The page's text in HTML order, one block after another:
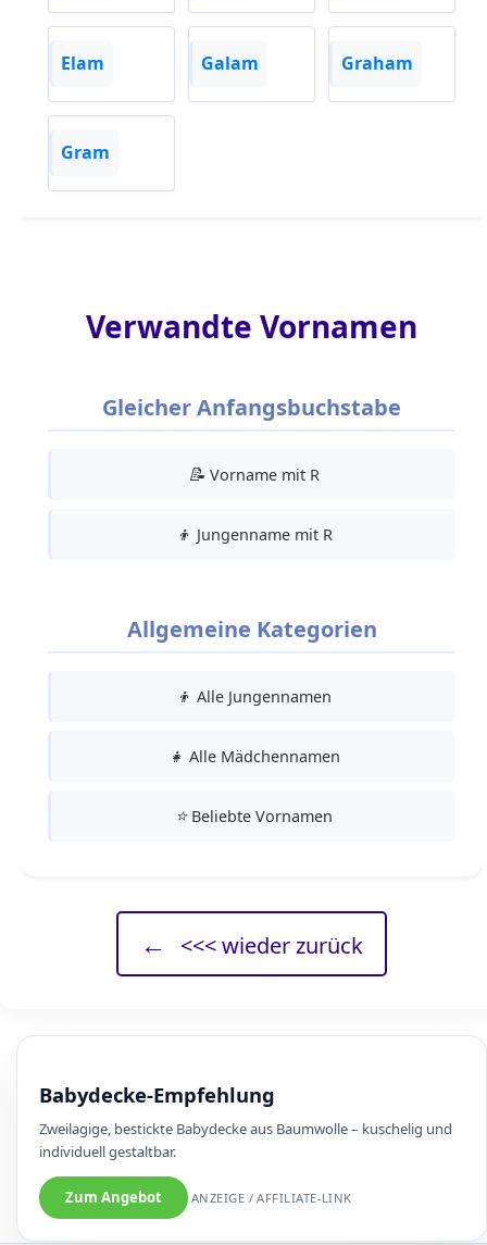
Elam Galam Graham
Gram
Verwandte Vornamen
Gleicher Anfangsbuchstabe
📝 Vorname mit R
👦 Jungenname mit R
Allgemeine Kategorien
👦 Alle Jungennamen
👧 Alle Mädchennamen
⭐Beliebte Vornamen
← <<< wieder zurück
Babydecke-Empfehlung
Zweilagige, bestickte Babydecke aus Baumwolle – kuschelig und
individuell gestaltbar.
Zum Angebot ANZEIGE / AFFILIATE-LINK